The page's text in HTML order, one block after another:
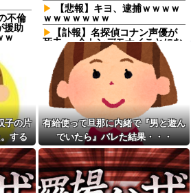
不倫
援助
ｗ
こ
、
ｗ
怖す
震直
方
タ連
ない
【悲報】キヨ、逮捕ｗｗｗｗ
ｗｗｗｗｗｗｗ
【訃報】名探偵コナン声優が
死去 → 今トンデモナイことにな
ってる・・・
休日に甥っ子をアポなし託児
を押し付けてきた兄嫁！「テレ
ビでも見せといてw」と言うので
『Gガンダム』を一気見させた結
果……甥っ子が重度の中二病を
発症して家で大暴れｗｗ
煽り運転の末に道路で大の字
になり「降りろ！殴るぞ！」と
ドアを強引に開けようとしてき
たヒゲ面おじさん！「前後のド
ラレコに全部映ってますよ？警
察行きますね」と伝えたら半泣
きで謝罪ｗｗ
子の片
する
礼儀正
有給使って旦那に内緒で『男と遊ん
でいたら』バレた結果・・・